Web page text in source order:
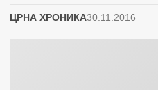
ЦРНА ХРОНИКА30.11.2016